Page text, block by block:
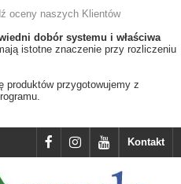
oceny naszych Klientów
dobór systemu i właściwa
istotne znaczenie przy rozliczeniu
produktów przygotowujemy z
Kontakt